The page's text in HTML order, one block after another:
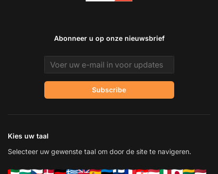
Abonneer u op onze nieuwsbrief
Email address
Subscribe
Kies uw taal
Selecteer uw gewenste taal om door de site te navigeren.